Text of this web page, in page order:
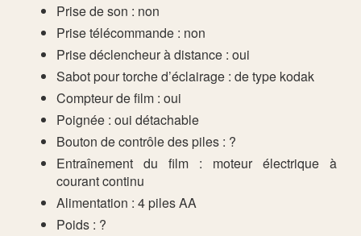
Prise de son : non
Prise télécommande : non
Prise déclencheur à distance : oui
Sabot pour torche d’éclairage : de type kodak
Compteur de film : oui
Poignée : oui détachable
Bouton de contrôle des piles : ?
Entraînement du film : moteur électrique à
courant continu
Alimentation : 4 piles AA
Poids : ?